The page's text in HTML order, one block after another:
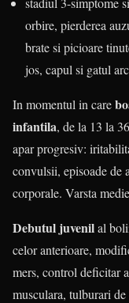
orbire, pierderea
brate si picioare
jos, capul si gatul
In momentul in care
infantila, de la 13 la
apar progresiv:
convulsii, episoade de
corporale. Varsta
Debutul juvenilal
celor anterioare,
mers, control deficitar
musculara, tulburari